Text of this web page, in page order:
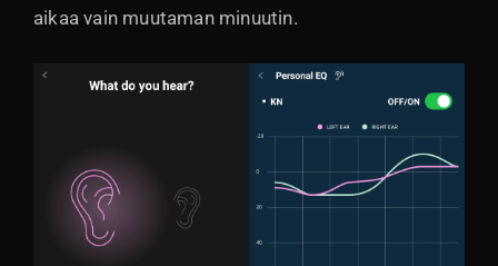
aikaa vain muutaman minuutin.